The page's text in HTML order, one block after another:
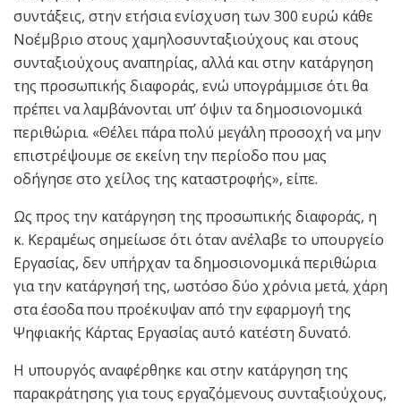
συντάξεις, στην ετήσια ενίσχυση των 300 ευρώ κάθε
Νοέμβριο στους χαμηλοσυνταξιούχους και στους
συνταξιούχους αναπηρίας, αλλά και στην κατάργηση
της προσωπικής διαφοράς, ενώ υπογράμμισε ότι θα
πρέπει να λαμβάνονται υπ’ όψιν τα δημοσιονομικά
περιθώρια. «Θέλει πάρα πολύ μεγάλη προσοχή να μην
επιστρέψουμε σε εκείνη την περίοδο που μας
οδήγησε στο χείλος της καταστροφής», είπε.
Ως προς την κατάργηση της προσωπικής διαφοράς, η
κ. Κεραμέως σημείωσε ότι όταν ανέλαβε το υπουργείο
Εργασίας, δεν υπήρχαν τα δημοσιονομικά περιθώρια
για την κατάργησή της, ωστόσο δύο χρόνια μετά, χάρη
στα έσοδα που προέκυψαν από την εφαρμογή της
Ψηφιακής Κάρτας Εργασίας αυτό κατέστη δυνατό.
Η υπουργός αναφέρθηκε και στην κατάργηση της
παρακράτησης για τους εργαζόμενους συνταξιούχους,